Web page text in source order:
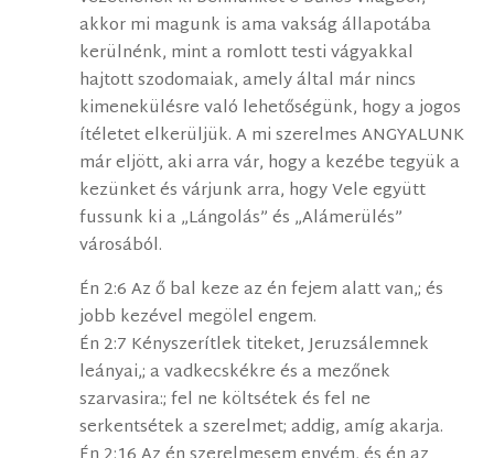
akkor mi magunk is ama vakság állapotába
kerülnénk, mint a romlott testi vágyakkal
hajtott szodomaiak, amely által már nincs
kimenekülésre való lehetőségünk, hogy a jogos
ítéletet elkerüljük. A mi szerelmes ANGYALUNK
már eljött, aki arra vár, hogy a kezébe tegyük a
kezünket és várjunk arra, hogy Vele együtt
fussunk ki a „Lángolás” és „Alámerülés”
városából.
Én 2:6 Az ő bal keze az én fejem alatt van,; és
jobb kezével megölel engem.
Én 2:7 Kényszerítlek titeket, Jeruzsálemnek
leányai,; a vadkecskékre és a mezőnek
szarvasira:; fel ne költsétek és fel ne
serkentsétek a szerelmet; addig, amíg akarja.